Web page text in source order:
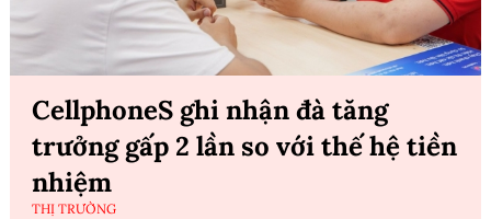
CellphoneS ghi nhận đà tăng
trưởng gấp 2 lần so với thế hệ tiền
nhiệm
THỊ TRƯỜNG